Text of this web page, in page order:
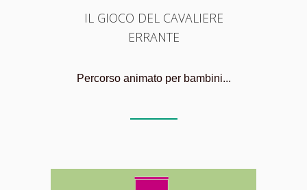
IL GIOCO DEL CAVALIERE
ERRANTE
Percorso animato per bambini...